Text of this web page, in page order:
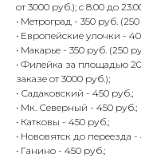
от 3000 руб.); с 8:00 до
• Метроград - 350 руб.
• Европейские улочки -
• Макарье - 350 руб. (250
• Филейка за площадью
заказе от 3000 руб.);
• Садаковский - 450 руб.;
• Мк. Северный - 450 руб.;
• Катковы - 450 руб.;
• Нововятск до переезда -
• Ганино - 450 руб.;